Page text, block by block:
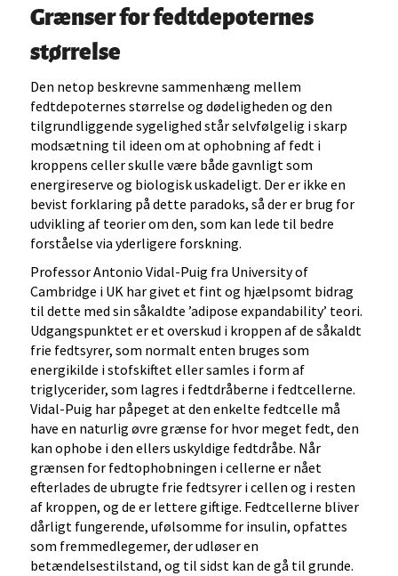
Grænser for fedtdepoternes
størrelse
Den netop beskrevne sammenhæng mellem
fedtdepoternes størrelse og dødeligheden og den
tilgrundliggende sygelighed står selvfølgelig i skarp
modsætning til ideen om at ophobning af fedt i
kroppens celler skulle være både gavnligt som
energireserve og biologisk uskadeligt. Der er ikke en
bevist forklaring på dette paradoks, så der er brug for
udvikling af teorier om den, som kan lede til bedre
forståelse via yderligere forskning.
Professor Antonio Vidal-Puig fra University of
Cambridge i UK har givet et fint og hjælpsomt bidrag
til dette med sin såkaldte ’adipose expandability’ teori.
Udgangspunktet er et overskud i kroppen af de såkaldt
frie fedtsyrer, som normalt enten bruges som
energikilde i stofskiftet eller samles i form af
triglycerider, som lagres i fedtdråberne i fedtcellerne.
Vidal-Puig har påpeget at den enkelte fedtcelle må
have en naturlig øvre grænse for hvor meget fedt, den
kan ophobe i den ellers uskyldige fedtdråbe. Når
grænsen for fedtophobningen i cellerne er nået
efterlades de ubrugte frie fedtsyrer i cellen og i resten
af kroppen, og de er lettere giftige. Fedtcellerne bliver
dårligt fungerende, ufølsomme for insulin, opfattes
som fremmedlegemer, der udløser en
betændelsestilstand, og til sidst kan de gå til grunde.